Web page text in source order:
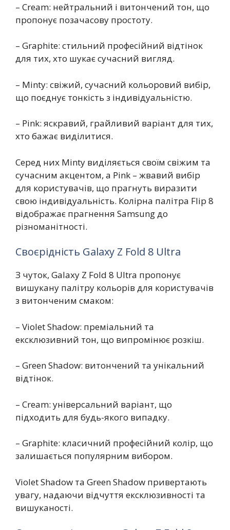
– Cream: нейтральний і витончений тон, що
пропонує позачасову простоту.
– Graphite: стильний професійний відтінок
для тих, хто шукає сучасний вигляд.
– Minty: свіжий, сучасний кольоровий вибір,
що поєднує тонкість з індивідуальністю.
– Pink: яскравий, грайливий варіант для тих,
хто бажає виділитися.
Серед них Minty виділяється своїм свіжим та
сучасним акцентом, а Pink – жвавий вибір
для користувачів, що прагнуть виразити
свою індивідуальність. Колірна палітра Flip 8
відображає прагнення Samsung до
різноманітності.
Своєрідність Galaxy Z Fold 8 Ultra
З чуток, Galaxy Z Fold 8 Ultra пропонує
вишукану палітру кольорів для користувачів
з витонченим смаком:
– Violet Shadow: преміальний та
ексклюзивний тон, що випромінює розкіш.
– Green Shadow: витончений та унікальний
відтінок.
– Cream: універсальний варіант, що
підходить для будь-якого випадку.
– Graphite: класичний професійний колір, що
залишається популярним вибором.
Violet Shadow та Green Shadow привертають
увагу, надаючи відчуття ексклюзивності та
вишуканості.